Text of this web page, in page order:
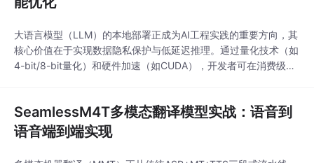
大语言模型（LLM）的本地部署正成为AI工程实践的重要方向，其
核心价值在于实现数据隐私保护与低延迟推理。通过量化技术（如
4-bit/8-bit量化）和硬件加速（如CUDA），开发者可在消费级GP
Face生态工具链（Transformers/BitsAndBytes）
SeamlessM4T多模态翻译模型实战：语音到
语音端到端实现